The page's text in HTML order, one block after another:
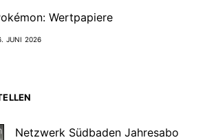
Wertpapiere
JUNI 2026
Netzwerk Südbaden Jahresabo